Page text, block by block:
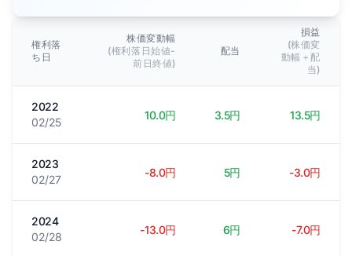
権利落
ち日
株価変動幅
(権利落日始値-
前日終値)
配当
損益
(株価変
動幅＋配
当)
2022
02/25
10.0円 3.5円 13.5円
2023
02/27
-8.0円 5円 -3.0円
2024
02/28
-13.0円 6円 -7.0円